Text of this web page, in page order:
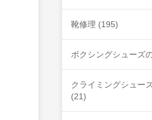
靴修理 (195)
ボクシングシューズ
クライミングシュー
(21)